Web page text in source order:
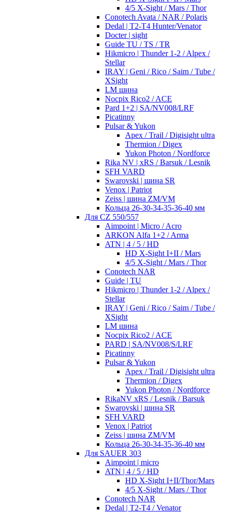
4/5 X-Sight / Mars / Thor
Conotech Avata / NAR / Polaris
Dedal | T2-T4 Hunter/Venator
Docter | sight
Guide TU / TS / TR
Hikmicro | Thunder 1-2 / Alpex /
Stellar
IRAY | Geni / Rico / Saim / Tube /
XSight
LM шина
Nocpix Rico2 / ACE
Pard 1+2 | SA/NV008/LRF
Picatinny
Pulsar & Yukon
Apex / Trail / Digisight ultra
Thermion / Digex
Yukon Photon / Nordforce
Rika NV | xRS / Barsuk / Lesnik
SFH VARD
Swarovski | шина SR
Venox | Patriot
Zeiss | шина ZM/VM
Кольца 26-30-34-35-36-40 мм
Для CZ 550/557
Aimpoint | Micro / Acro
ARKON Alfa 1+2 / Arma
ATN | 4 / 5 / HD
HD X-Sight I+II / Mars
4/5 X-Sight / Mars / Thor
Conotech NAR
Guide | TU
Hikmicro | Thunder 1-2 / Alpex /
Stellar
IRAY | Geni / Rico / Saim / Tube /
XSight
LM шина
Nocpix Rico2 / ACE
PARD | SA/NV008/S/LRF
Picatinny
Pulsar & Yukon
Apex / Trail / Digisight ultra
Thermion / Digex
Yukon Photon / Nordforce
RikaNV xRS / Lesnik / Barsuk
Swarovski | шина SR
SFH VARD
Venox | Patriot
Zeiss | шина ZM/VM
Кольца 26-30-34-35-36-40 мм
Для SAUER 303
Aimpoint | micro
ATN | 4 / 5 / HD
HD X-Sight I+II/Thor/Mars
4/5 X-Sight / Mars / Thor
Conotech NAR
Dedal | T2-T4 / Venator